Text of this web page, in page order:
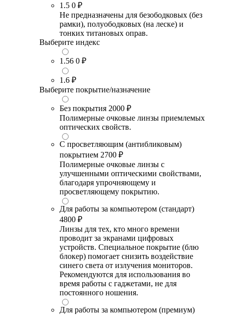
1.5 0 ₽
Не предназначены для безободковых (без
рамки), полуободковых (на леске) и
тонких титановых оправ.
Выберите индекс
1.56 0 ₽
1.6 ₽
Выберите покрытие/назначение
Без покрытия 2000 ₽
Полимерные очковые линзы приемлемых
оптических свойств.
С просветляющим (антибликовым)
покрытием 2700 ₽
Полимерные очковые линзы с
улучшенными оптическими свойствами,
благодаря упрочняющему и
просветляющему покрытию.
Для работы за компьютером (стандарт)
4800 ₽
Линзы для тех, кто много времени
проводит за экранами цифровых
устройств. Специальное покрытие (блю
блокер) помогает снизить воздействие
синего света от излучения мониторов.
Рекомендуются для использования во
время работы с гаджетами, не для
постоянного ношения.
Для работы за компьютером (премиум)